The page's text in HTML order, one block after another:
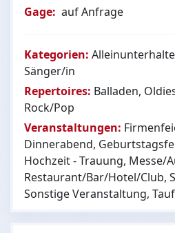
Gage: auf Anfrage
Kategorien:
Sänger/in
Repertoires: Balladen,
Rock/Pop
Veranstaltungen:
Dinnerabend,
Hochzeit - Trauung, Messe/
Restaurant/Bar/Hotel/Club,
Sonstige Veranstaltung,